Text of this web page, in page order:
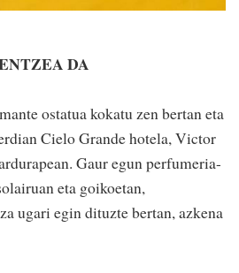
DA
ostatua kokatu zen bertan eta
Cielo Grande hotela, Victor
Gaur egun perfumeria-
eta goikoetan,
ugari egin dituzte bertan, azkena